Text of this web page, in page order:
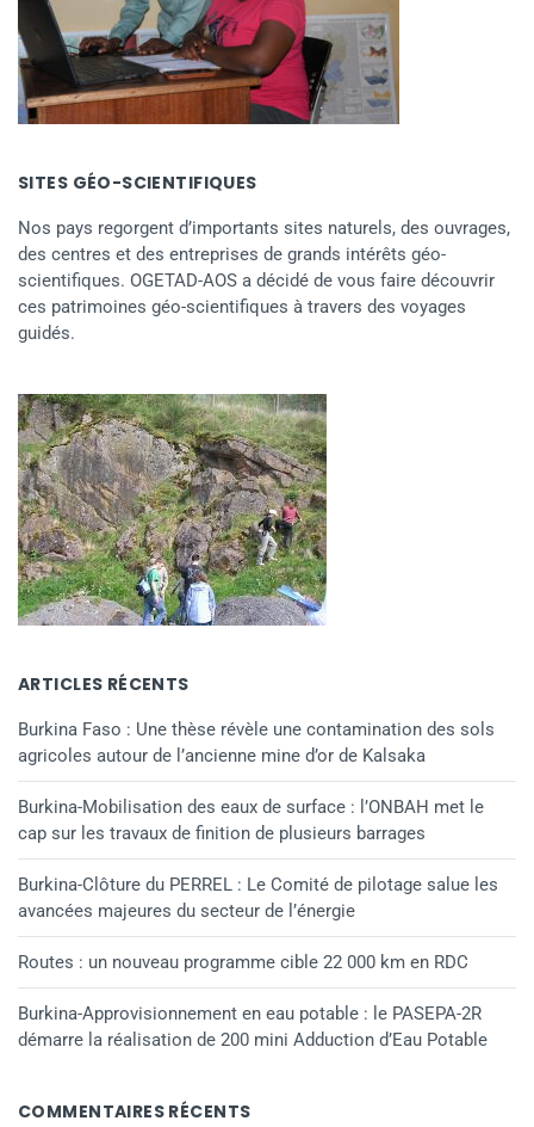
SITES GÉO-SCIENTIFIQUES
Nos pays regorgent d’importants sites naturels, des ouvrages,
des centres et des entreprises de grands intérêts géo-
scientifiques. OGETAD-AOS a décidé de vous faire découvrir
ces patrimoines géo-scientifiques à travers des voyages
guidés.
ARTICLES RÉCENTS
Burkina Faso : Une thèse révèle une contamination des sols
agricoles autour de l’ancienne mine d’or de Kalsaka
Burkina-Mobilisation des eaux de surface : l’ONBAH met le
cap sur les travaux de finition de plusieurs barrages
Burkina-Clôture du PERREL : Le Comité de pilotage salue les
avancées majeures du secteur de l’énergie
Routes : un nouveau programme cible 22 000 km en RDC
Burkina-Approvisionnement en eau potable : le PASEPA-2R
démarre la réalisation de 200 mini Adduction d’Eau Potable
COMMENTAIRES RÉCENTS